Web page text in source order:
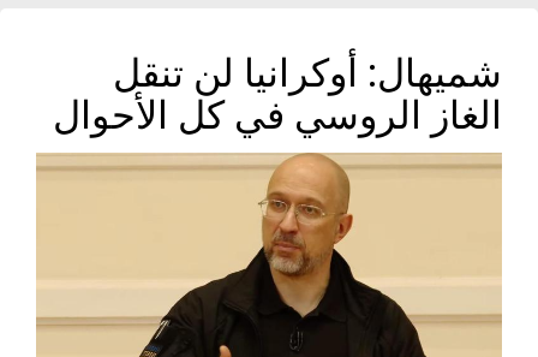
شميهال: أوكرانيا لن تنقل
الغاز الروسي في كل الأحوال